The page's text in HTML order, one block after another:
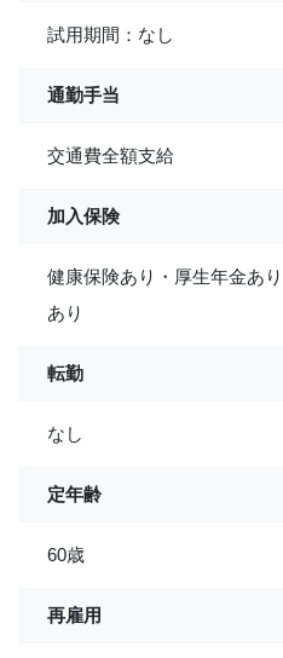
試用期間：なし
通勤手当
交通費全額支給
加入保険
健康保険あり・厚生年金あ
あり
転勤
なし
定年齢
60歳
再雇用